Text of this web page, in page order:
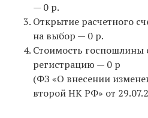
— 0 р.
Открытие расчетного
на выбор — 0 р.
Стоимость госпошлины
регистрацию — 0 р
(ФЗ «О внесении
второй НК РФ» от